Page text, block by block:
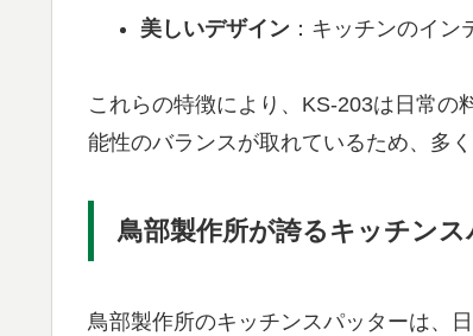
美しいデザイン：キッチンのイン
これらの特徴により、KS-203は日常
能性のバランスが取れているため、多
鳥部製作所が誇るキッチン
鳥部製作所のキッチンスパッターは、